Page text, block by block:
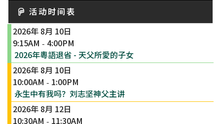
活动时间表
2026年 8月 10日
9:15AM - 4:00PM
2026年粵語退省 - 天父所愛的子女
2026年 8月 10日
10:00AM - 1:00PM
永生中有我吗？刘志坚神父主讲
2026年 8月 12日
10:30AM - 11:30AM